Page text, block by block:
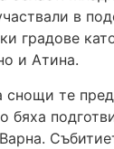
в
градове
и Атина.
снощи те
бяха